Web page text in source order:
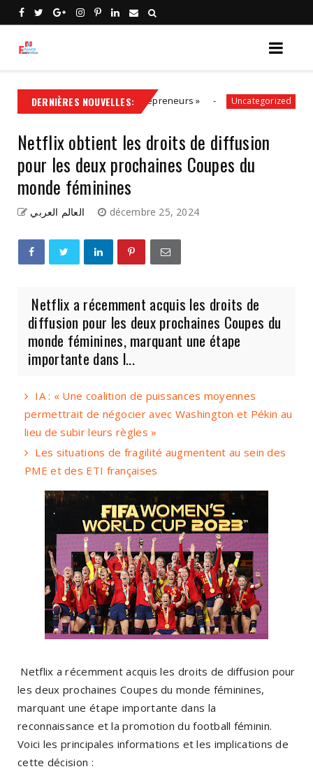
DERNIÈRES NOUVELLES:
aux côtés des entrepreneurs » Uncategorized
Netflix obtient les droits de diffusion
pour les deux prochaines Coupes du
monde féminines
العالم العربي décembre 25, 2024
Netflix a récemment acquis les droits de
diffusion pour les deux prochaines Coupes du
monde féminines, marquant une étape
importante dans l...
IA : « Une coalition de puissances moyennes
permettrait de négocier avec Washington et Pékin au
lieu de subir leurs règles »
Les situations de fragilité augmentent au sein des
PME et des ETI françaises
Netflix a récemment acquis les droits de diffusion pour
les deux prochaines Coupes du monde féminines,
marquant une étape importante dans la
reconnaissance et la promotion du football féminin.
Voici les principales informations et les implications de
cette décision :